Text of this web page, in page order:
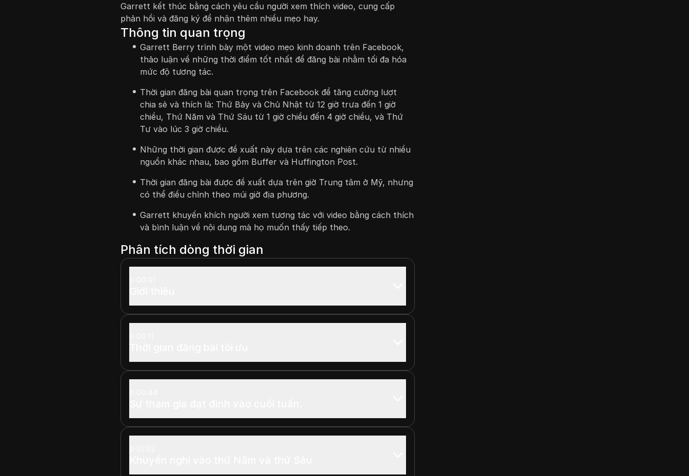
Garrett kết thúc bằng cách yêu cầu người xem thích video, cung cấp
phản hồi và đăng ký để nhận thêm nhiều mẹo hay.
Thông tin quan trọng
Garrett Berry trình bày một video mẹo kinh doanh trên Facebook,
thảo luận về những thời điểm tốt nhất để đăng bài nhằm tối đa hóa
mức độ tương tác.
Thời gian đăng bài quan trọng trên Facebook để tăng cường lượt
chia sẻ và thích là: Thứ Bảy và Chủ Nhật từ 12 giờ trưa đến 1 giờ
chiều, Thứ Năm và Thứ Sáu từ 1 giờ chiều đến 4 giờ chiều, và Thứ
Tư vào lúc 3 giờ chiều.
Những thời gian được đề xuất này dựa trên các nghiên cứu từ nhiều
nguồn khác nhau, bao gồm Buffer và Huffington Post.
Thời gian đăng bài được đề xuất dựa trên giờ Trung tâm ở Mỹ, nhưng
có thể điều chỉnh theo múi giờ địa phương.
Garrett khuyến khích người xem tương tác với video bằng cách thích
và bình luận về nội dung mà họ muốn thấy tiếp theo.
Phân tích dòng thời gian